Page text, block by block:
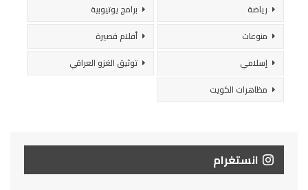
رياضة
برامج يوتيوبية
منوعات
أفلام قصيرة
إسلامي
توثيق الغزو العراقي
مظاهرات الكويت
انستغرام